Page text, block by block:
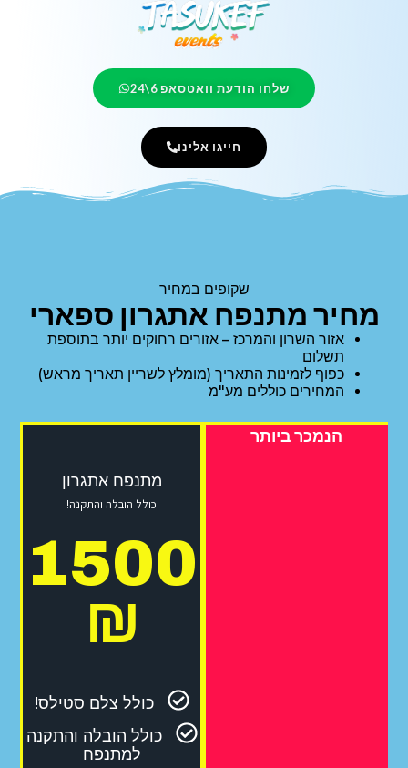
שלחו הודעת וואטסאפ 6\24
חייגו אלינו
שקופים במחיר
מחיר מתנפח אתגרון ספארי
אזור השרון והמרכז – אזורים רחוקים יותר בתוספת
תשלום
כפוף לזמינות התאריך (מומלץ לשריין תאריך מראש)
המחירים כוללים מע"מ
הנמכר ביותר
מתנפח אתגרון
כולל הובלה והתקנה!
1500
₪
כולל צלם סטילס!
כולל הובלה והתקנה
למתנפח